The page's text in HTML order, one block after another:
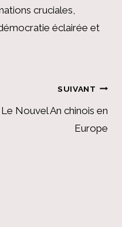
cruciales,
éclairée et
SUIVANT
Le Nouvel An chinois en
Europe